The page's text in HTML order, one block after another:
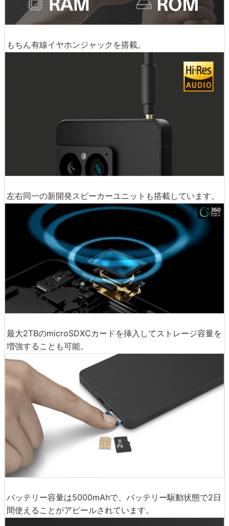
もちん有線イヤホンジャックを搭載。
左右同一の新開発スピーカーユニットも搭載しています。
最大2TBのmicroSDXCカードを挿入してストレージ容量を
増強することも可能。
バッテリー容量は5000mAhで、バッテリー駆動状態で2日
間使えることがアピールされています。